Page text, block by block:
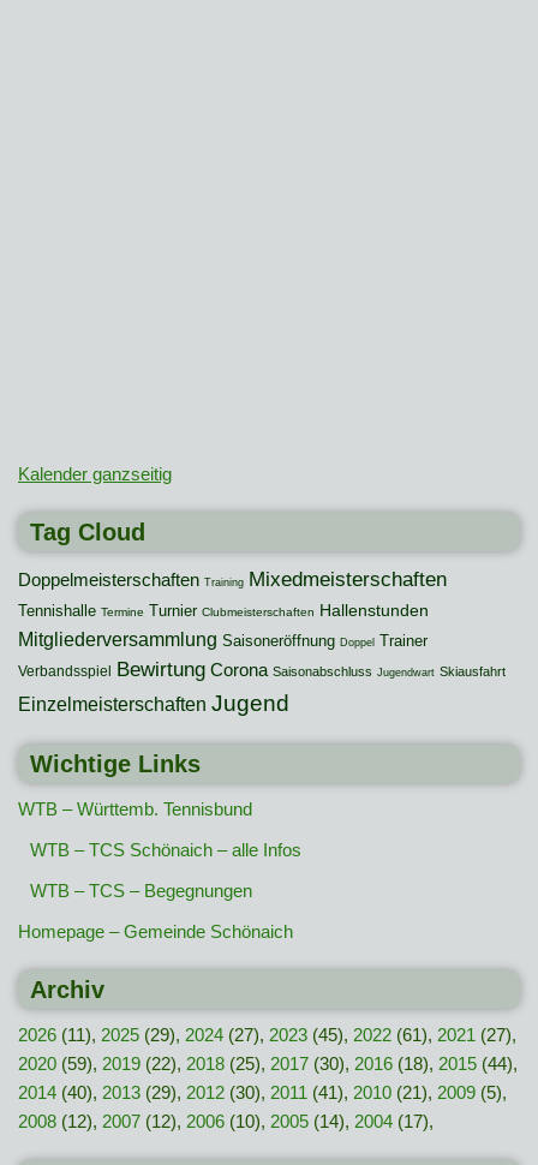
Kalender ganzseitig
Tag Cloud
Doppelmeisterschaften Training Mixedmeisterschaften
Tennishalle Termine Turnier Clubmeisterschaften Hallenstunden
Mitgliederversammlung Saisoneröffnung Doppel Trainer
Verbandsspiel Bewirtung Corona Saisonabschluss Jugendwart Skiausfahrt
Einzelmeisterschaften Jugend
Wichtige Links
WTB – Württemb. Tennisbund
WTB – TCS Schönaich – alle Infos
WTB – TCS – Begegnungen
Homepage – Gemeinde Schönaich
Archiv
2026 (11), 2025 (29), 2024 (27), 2023 (45), 2022 (61), 2021 (27),
2020 (59), 2019 (22), 2018 (25), 2017 (30), 2016 (18), 2015 (44),
2014 (40), 2013 (29), 2012 (30), 2011 (41), 2010 (21), 2009 (5),
2008 (12), 2007 (12), 2006 (10), 2005 (14), 2004 (17),